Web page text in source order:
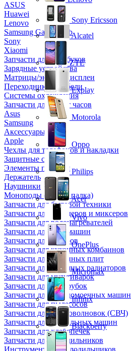
ASUS
Huawei
Lenovo
Samsung Galaxy Tab
Sony
Xiaomi
Запчасти для ноутбуков
Зарядные устройства
Матрицы/экраны/дисплеи
Переходники и кабели
Системы охлаждения
Запчасти для смарт часов
Asus
Samsung
Аксессуары
Apple
Чехлы для телефонов и накладки
Защитные стекла
Элементы питания
Держатель
Наушники
Моноподы (Селфи палка)
Запчасти для бытовой техники
Запчасти для блендеров и миксеров
Запчасти для водонагревателей
Запчасти для кофемашин
Запчасти для кулеров
Запчасти для кухонных комбаинов
Запчасти для кухонных плит
Запчасти для масляных радиаторов
Запчасти для мультиварок
Запчасти для мясорубок
Запчасти для посудомоечных машин
Запчасти для пылесосов
Запчасти для микроволновок (СВЧ)
Запчасти для стиральных машин
Запчасти для хлебопечек
Запчасти для холодильников
Инструмент для холодильщиков
Sony Ericsson
Alcatel
ZTE
Explay
Motorola
Oppo
Philips
Acer
Vivo
OnePlus
Micromax
Infinix
Blackberry